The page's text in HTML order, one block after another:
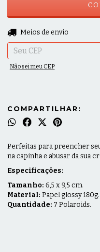
Entregas para o CEP:
Meios de envio
Não sei meu CEP
COMPARTILHAR:
Perfeitas para preencher
na capinha e abusar da sua
Especificações:
Tamanho: 6,5 x 9,5 cm.
Material: Papel glossy 180g.
Quantidade: 7 Polaroids.